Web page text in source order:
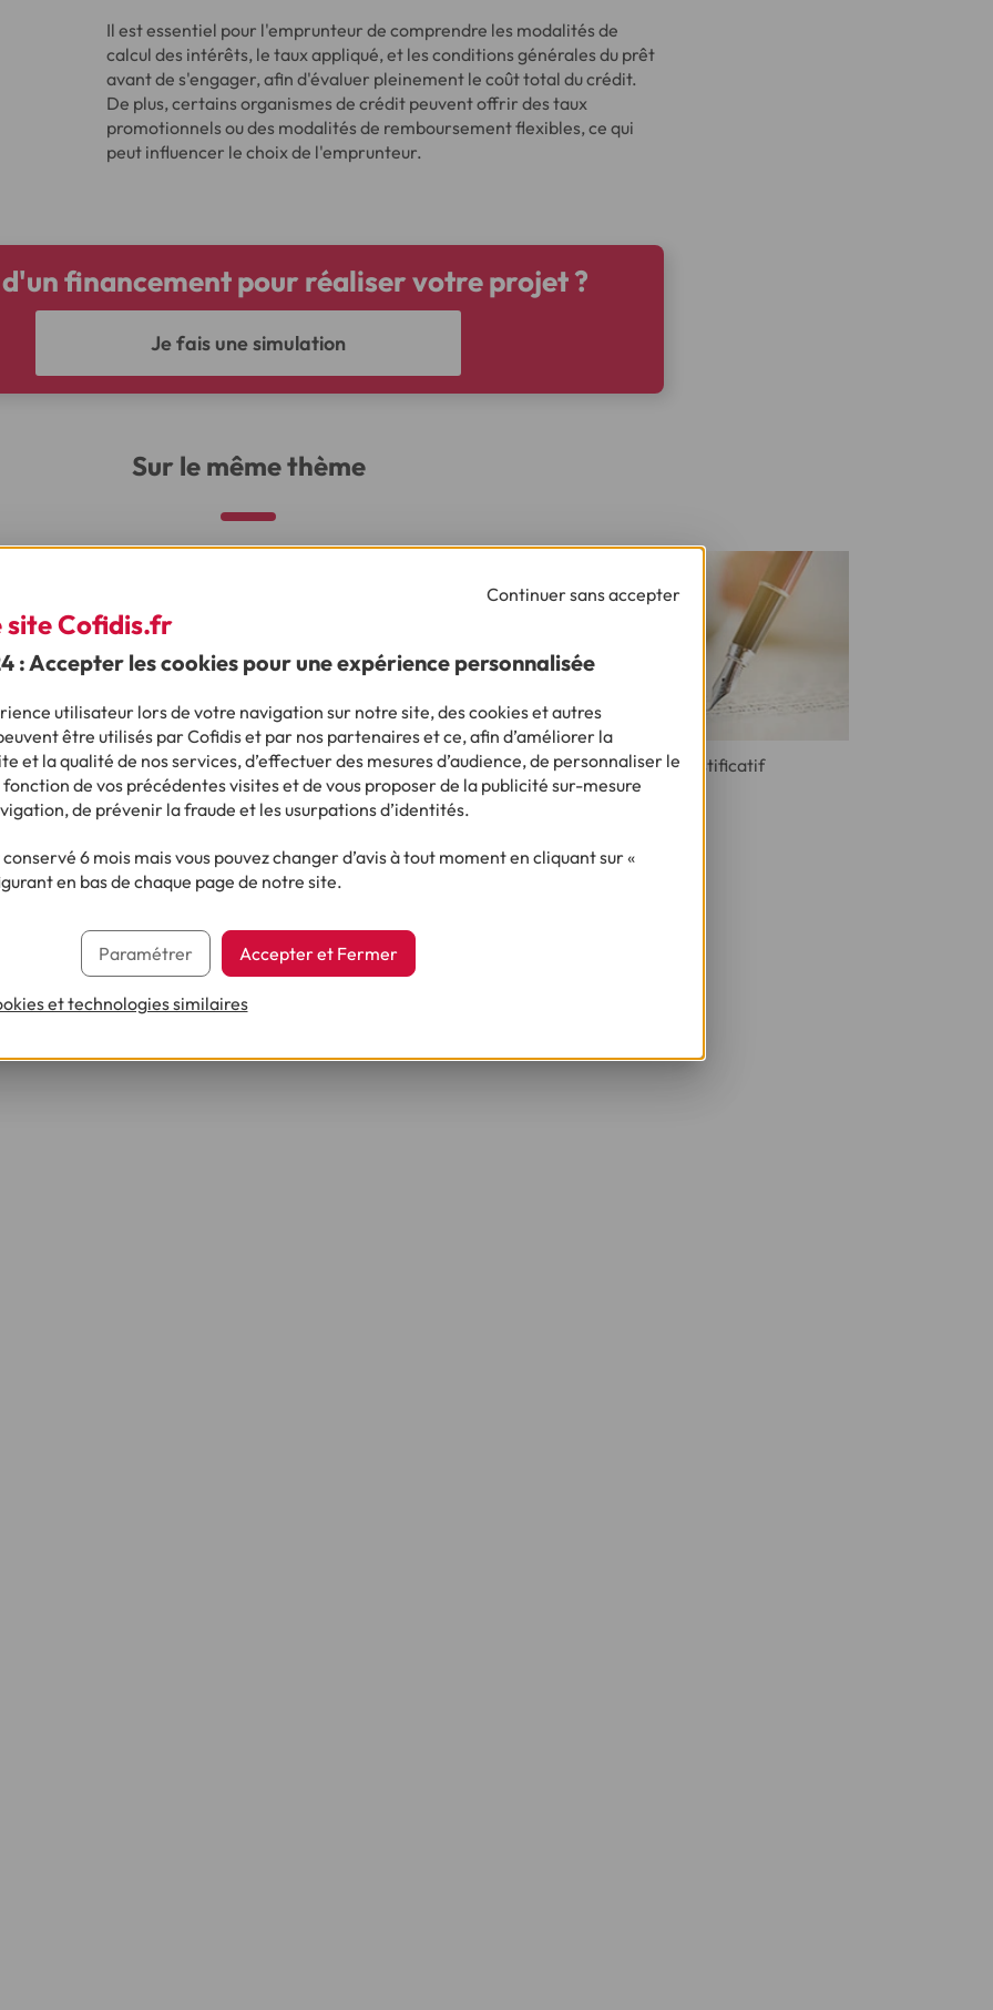
Il est essentiel pour l'emprunteur de comprendre les modalités de
calcul des intérêts, le taux appliqué, et les conditions générales du prêt
avant de s'engager, afin d'évaluer pleinement le coût total du crédit.
De plus, certains organismes de crédit peuvent offrir des taux
promotionnels ou des modalités de remboursement flexibles, ce qui
peut influencer le choix de l'emprunteur.
financement pour réaliser votre projet ?
Je fais une simulation
Sur le même thème
Crédit renouvelable : ce qu’il faut savoir
avant d’emprunter
Souscrire un crédit sans justificatif
Continuer sans accepter
site Cofidis.fr
: Accepter les cookies pour une expérience personnalisée
utilisateur lors de votre navigation sur notre site, des cookies et autres
être utilisés par Cofidis et par nos partenaires et ce, afin d’améliorer la
et la qualité de nos services, d’effectuer des mesures d’audience, de personnaliser le
de vos précédentes visites et de vous proposer de la publicité sur-mesure
de prévenir la fraude et les usurpations d’identités.
6 mois mais vous pouvez changer d’avis à tout moment en cliquant sur «
en bas de chaque page de notre site.
Accepter et Fermer
Paramétrer
et technologies similaires